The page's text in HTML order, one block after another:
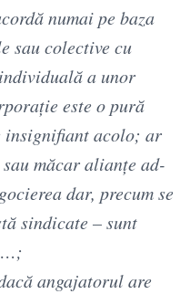
numai pe baza
sau colective cu
a unor
este o pură
acolo; ar
măcar alianțe ad-
dar, precum se
sindicate – sunt
…;
angajatorul are